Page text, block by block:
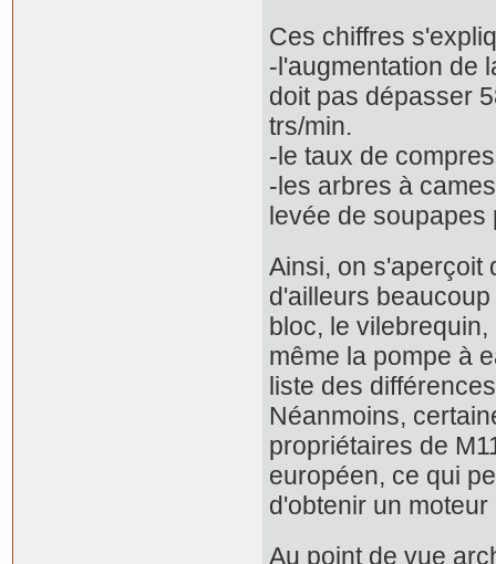
Ces chiffres
-l'augmentation de
doit pas dépasser
trs/min.
-le taux de
-les arbres à
levée de
Ainsi, on s'aperçoit
d'ailleurs
bloc, le
même la pompe à
liste des
Néanmoins,
propriétaires de
européen, ce qui
d'obtenir un
Au point de vue